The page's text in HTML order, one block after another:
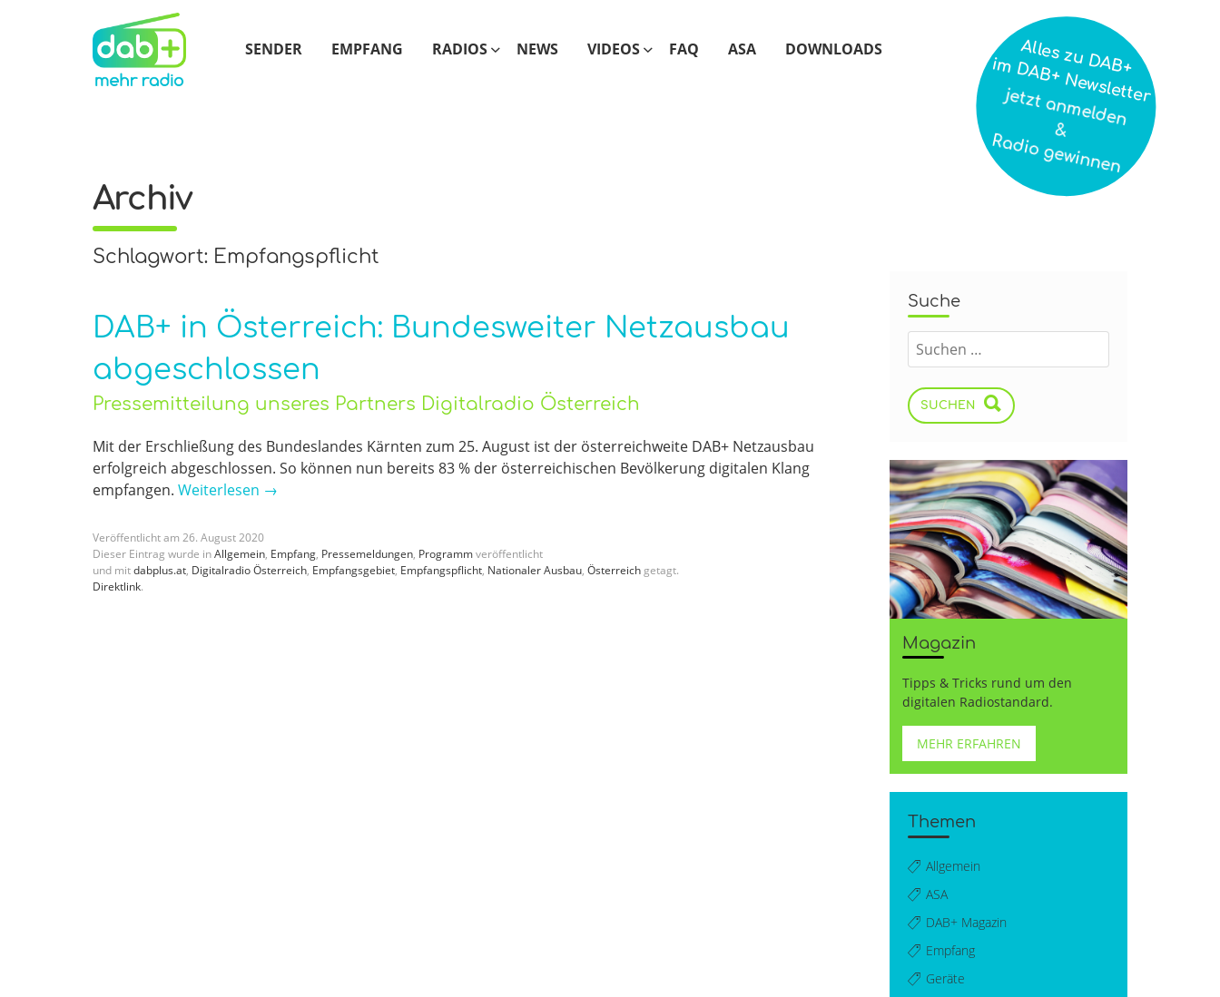
SENDER EMPFANG RADIOS NEWS VIDEOS FAQ ASA DOWNLOADS
Archiv
Schlagwort: Empfangspflicht
DAB+ in Österreich: Bundesweiter Netzausbau
abgeschlossen
Pressemitteilung unseres Partners Digitalradio Österreich
Mit der Erschließung des Bundeslandes Kärnten zum 25. August ist der österreichweite DAB+ Netzausbau
erfolgreich abgeschlossen. So können nun bereits 83 % der österreichischen Bevölkerung digitalen Klang
empfangen. Weiterlesen →
Veröffentlicht am 26. August2020
Dieser Eintrag wurde inAllgemein, Empfang, Pressemeldungen, Programmveröffentlicht
und mitdabplus.at, Digitalradio Österreich, Empfangsgebiet, Empfangspflicht, Nationaler Ausbau, Österreich getagt.
Direktlink.
Suche
SUCHEN
Magazin
Tipps & Tricks rund um den
digitalen Radiostandard.
MEHR ERFAHREN
Themen
Allgemein
ASA
DAB+ Magazin
Empfang
Geräte
Alles zu DAB+
im DAB+ Newsletter
jetzt anmelden
&
Radio gewinnen